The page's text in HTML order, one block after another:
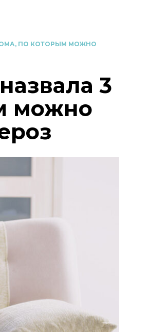
ПО КОТОРЫМ МОЖНО
3
можно